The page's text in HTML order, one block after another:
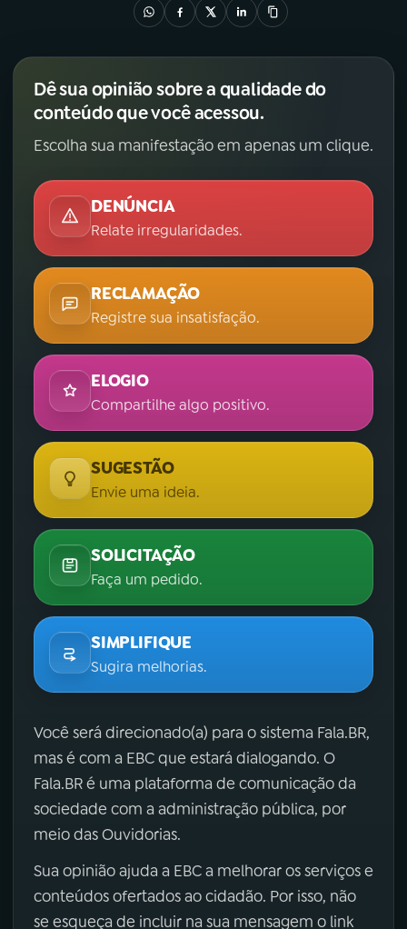
Dê sua opinião sobre a qualidade do
conteúdo que você acessou.
Escolha sua manifestação em apenas um clique.
DENÚNCIA
Relate irregularidades.
RECLAMAÇÃO
Registre sua insatisfação.
ELOGIO
Compartilhe algo positivo.
SUGESTÃO
Envie uma ideia.
SOLICITAÇÃO
Faça um pedido.
SIMPLIFIQUE
Sugira melhorias.
Você será direcionado(a) para o sistema Fala.BR,
mas é com a EBC que estará dialogando. O
Fala.BR é uma plataforma de comunicação da
sociedade com a administração pública, por
meio das Ouvidorias.
Sua opinião ajuda a EBC a melhorar os serviços e
conteúdos ofertados ao cidadão. Por isso, não
se esqueça de incluir na sua mensagem o link